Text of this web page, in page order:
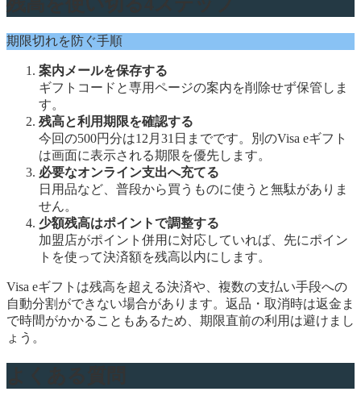
期限切れを防ぐ手順
案内メールを保存する
ギフトコードと専用ページの案内を削除せず保管しま
す。
残高と利用期限を確認する
今回の500円分は12月31日までです。別のVisa eギフト
は画面に表示される期限を優先します。
必要なオンライン支出へ充てる
日用品など、普段から買うものに使うと無駄がありま
せん。
少額残高はポイントで調整する
加盟店がポイント併用に対応していれば、先にポイン
トを使って決済額を残高以内にします。
Visa eギフトは残高を超える決済や、複数の支払い手段への
自動分割ができない場合があります。返品・取消時は返金ま
で時間がかかることもあるため、期限直前の利用は避けまし
ょう。